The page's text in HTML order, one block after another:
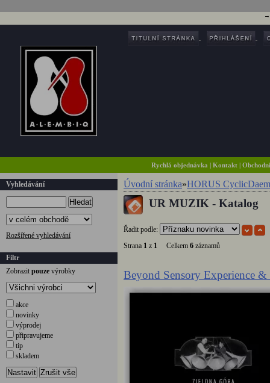
Rychlá objednávka |Kontakt |
Vyhledávání
Hledat
Rozšířené vyhledávání
Filtr
Zobrazit pouze výrobky
akce
novinky
výprodej
připravujeme
tip
skladem
Nastavit Zrušit vše
Úvodní stránka»HORUS
UR MUZIK - Katalog
Řadit podle:
Strana 1 z 1 Celkem 6 záznamů
Beyond Sensory Experience